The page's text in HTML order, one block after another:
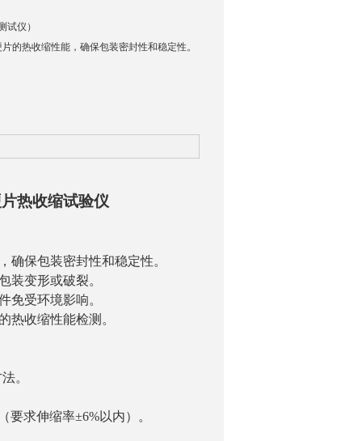
试仪）
的热收缩性能，确保包装密封性和稳定性。
热收缩试验仪
确保包装密封性和稳定性。
装变形或破裂。
免受环境影响。
热收缩性能检测。
。
要求伸缩率±6%以内）。